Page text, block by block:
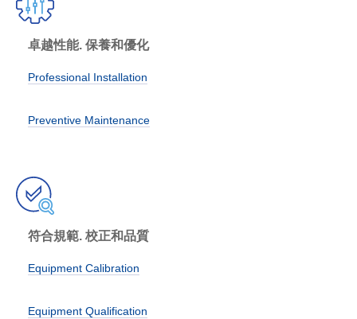
卓越性能. 保養和優化
Professional Installation
Preventive Maintenance
符合規範. 校正和品質
Equipment Calibration
Equipment Qualification